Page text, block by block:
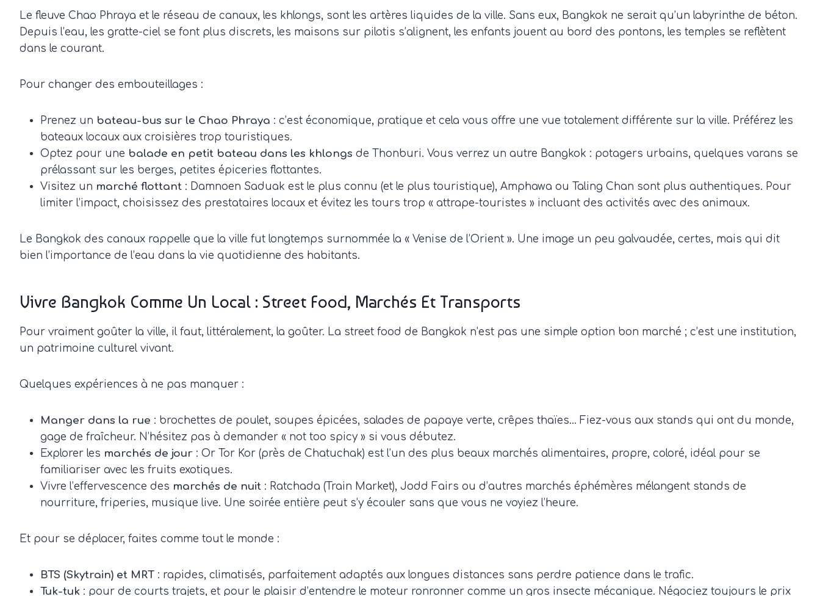
Le fleuve Chao Phraya et le réseau de canaux, les khlongs, sont les artères liquides de la ville. Sans eux, Bangkok ne serait qu’un labyrinthe de béton.
Depuis l’eau, les gratte-ciel se font plus discrets, les maisons sur pilotis s’alignent, les enfants jouent au bord des pontons, les temples se reflètent
dans le courant.
Pour changer des embouteillages :
Prenez un bateau-bus sur le Chao Phraya : c’est économique, pratique et cela vous offre une vue totalement différente sur la ville. Préférez les
bateaux locaux aux croisières trop touristiques.
Optez pour une balade en petit bateau dans les khlongs de Thonburi. Vous verrez un autre Bangkok : potagers urbains, quelques varans se
prélassant sur les berges, petites épiceries flottantes.
Visitez un marché flottant : Damnoen Saduak est le plus connu (et le plus touristique), Amphawa ou Taling Chan sont plus authentiques. Pour
limiter l’impact, choisissez des prestataires locaux et évitez les tours trop « attrape-touristes » incluant des activités avec des animaux.
Le Bangkok des canaux rappelle que la ville fut longtemps surnommée la « Venise de l’Orient ». Une image un peu galvaudée, certes, mais qui dit
bien l’importance de l’eau dans la vie quotidienne des habitants.
Vivre Bangkok Comme Un Local : Street Food, Marchés Et Transports
Pour vraiment goûter la ville, il faut, littéralement, la goûter. La street food de Bangkok n’est pas une simple option bon marché ; c’est une institution,
un patrimoine culturel vivant.
Quelques expériences à ne pas manquer :
Manger dans la rue : brochettes de poulet, soupes épicées, salades de papaye verte, crêpes thaïes… Fiez-vous aux stands qui ont du monde,
gage de fraîcheur. N’hésitez pas à demander « not too spicy » si vous débutez.
Explorer les marchés de jour : Or Tor Kor (près de Chatuchak) est l’un des plus beaux marchés alimentaires, propre, coloré, idéal pour se
familiariser avec les fruits exotiques.
Vivre l’effervescence des marchés de nuit : Ratchada (Train Market), Jodd Fairs ou d’autres marchés éphémères mélangent stands de
nourriture, friperies, musique live. Une soirée entière peut s’y écouler sans que vous ne voyiez l’heure.
Et pour se déplacer, faites comme tout le monde :
BTS (Skytrain) et MRT : rapides, climatisés, parfaitement adaptés aux longues distances sans perdre patience dans le trafic.
Tuk-tuk : pour de courts trajets, et pour le plaisir d’entendre le moteur ronronner comme un gros insecte mécanique. Négociez toujours le prix